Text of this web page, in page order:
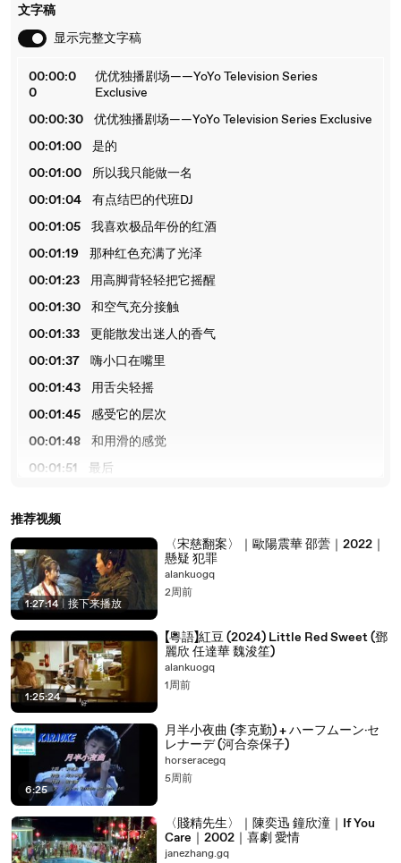
文字稿
显示完整文字稿
00:00:0
0
优优独播剧场——YoYo Television Series
Exclusive
00:00:30
优优独播剧场——YoYo Television Series Exclusive
00:01:00
是的
00:01:00
所以我只能做一名
00:01:04
有点结巴的代班DJ
00:01:05
我喜欢极品年份的红酒
00:01:19
那种红色充满了光泽
00:01:23
用高脚背轻轻把它摇醒
00:01:30
和空气充分接触
00:01:33
更能散发出迷人的香气
00:01:37
嗨小口在嘴里
00:01:43
用舌尖轻摇
00:01:45
感受它的层次
00:01:48
和用滑的感觉
00:01:51
最后
00:01:59
00:02:04
火车
00:02:16
服务员
00:02:17
把你们给你最好的红酒拿了
00:02:19
就不怕你老婆差你电话
00:02:39
别再给我打了
00:02:40
有本事你来找我呀
00:02:42
到时候我给你当小三
00:02:44
姐 这次要去哪儿啊
00:02:50
没想好 北边
00:02:52
北边 有北边的票吗
00:02:53
有 最美当默河
00:02:54
姐 你看 默河行吗
推荐视频
1:27:14 | 接下来播放
〈宋慈翻案〉｜歐陽震華 邵蕓｜2022｜
懸疑 犯罪
alankuogq
2周前
1:25:24
【粵語】紅豆 (2024) Little Red Sweet (鄧
麗欣 任達華 魏浚笙)
alankuogq
1周前
6:25
月半小夜曲 (李克勤) + ハーフムーン·セ
レナーデ (河合奈保子)
horseracegq
5周前
〈賤精先生〉｜陳奕迅 鐘欣潼｜If You
Care｜2002｜喜劇 愛情
janezhang.gq